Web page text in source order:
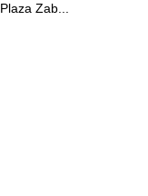
Plaza Zab...